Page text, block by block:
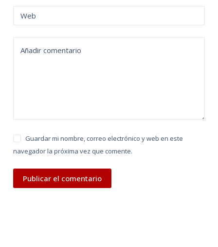
Web
Añadir comentario
Guardar mi nombre, correo electrónico y web en este
navegador la próxima vez que comente.
Publicar el comentario
a
t